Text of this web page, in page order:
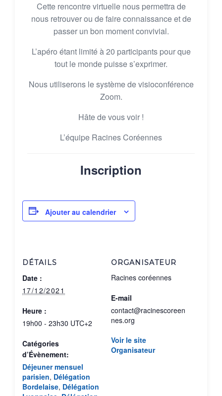
Cette rencontre virtuelle nous permettra de
nous retrouver ou de faire connaissance et de
passer un bon moment convivial.
L’apéro étant limité à 20 participants pour que
tout le monde puisse s’exprimer.
Nous utiliserons le système de visioconférence
Zoom.
Hâte de vous voir !
L’équipe Racines Coréennes
Inscription
Ajouter au calendrier
DÉTAILS
Date :
17/12/2021
Heure :
19h00 - 23h30 UTC+2
Catégories
d’Évènement:
Déjeuner mensuel
parisien, Délégation
Bordelaise, Délégation
ORGANISATEUR
Racines coréennes
E-mail
contact@racinescoreen
nes.org
Voir le site
Organisateur